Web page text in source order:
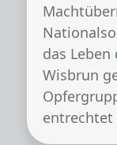
das
Wisbrun
entrechtet